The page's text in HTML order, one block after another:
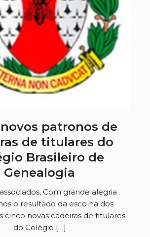
patronos de
de titulares do
Brasileiro de
Genealogia
Com grande alegria
o resultado da escolha dos
cinco novas cadeiras de titulares
do Colégio […]